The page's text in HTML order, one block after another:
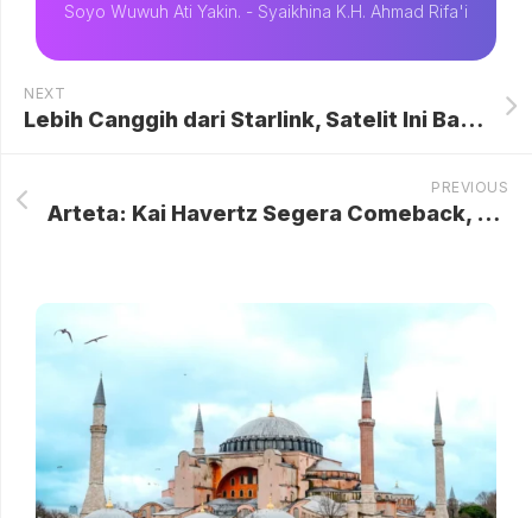
Soyo Wuwuh Ati Yakin. - Syaikhina K.H. Ahmad Rifa'i
NEXT
Lebih Canggih dari Starlink, Satelit Ini Bakal Terkoneksi Langsung ke HP!
PREVIOUS
Arteta: Kai Havertz Segera Comeback, Arsenal Siap Sambut Kembalinya Kreator Lini Depan